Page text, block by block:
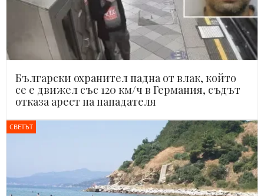
Български охранител падна от влак, който
се е движел със 120 км/ч в Германия, съдът
отказа арест на нападателя
СВЕТЪТ